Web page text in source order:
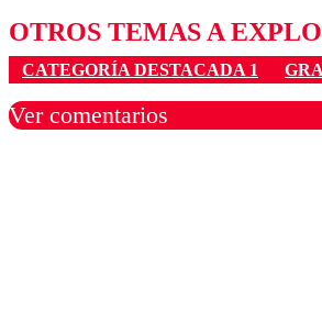
OTROS TEMAS A
CATEGORÍA DESTACADA 1
Ver comentarios